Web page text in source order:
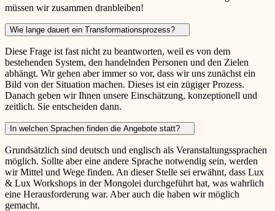
müssen wir zusammen dranbleiben!
Wie lange dauert ein Transformationsprozess?
Diese Frage ist fast nicht zu beantworten, weil es von dem
bestehenden System, den handelnden Personen und den Zielen
abhängt. Wir gehen aber immer so vor, dass wir uns zunächst ein
Bild von der Situation machen. Dieses ist ein zügiger Prozess.
Danach geben wir Ihnen unsere Einschätzung, konzeptionell und
zeitlich. Sie entscheiden dann.
In welchen Sprachen finden die Angebote statt?
Grundsätzlich sind deutsch und englisch als Veranstaltungssprachen
möglich. Sollte aber eine andere Sprache notwendig sein, werden
wir Mittel und Wege finden. An dieser Stelle sei erwähnt, dass Lux
& Lux Workshops in der Mongolei durchgeführt hat, was wahrlich
eine Herausforderung war. Aber auch die haben wir möglich
gemacht.